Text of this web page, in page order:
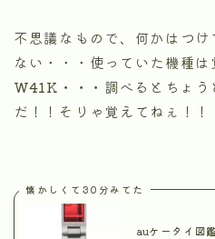
不思議なもので、何かはつ
ない・・・使っていた機種は
W41K・・・ 調べるとちょ
だ！！そりゃ覚えてねぇ！！
懐かしくて30分みてた
auケータイ図鑑